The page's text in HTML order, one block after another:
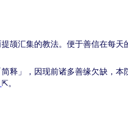
颉汇集的教法。便于善信在每
释」，因现前诸多善缘欠缺，
⇱。